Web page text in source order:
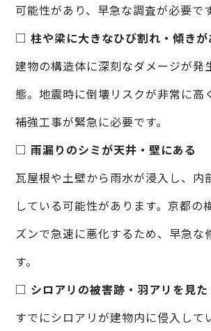
可能性があり、早急な調査が必要です
□ 柱や梁に大きなひび割れ・傾きが
建物の構造体に深刻なダメージが発
態。地震時に倒壊リスクが非常に高
補強工事が緊急に必要です。
□ 雨漏りのシミが天井・壁にある
瓦屋根や土壁から雨水が浸入し、内
している可能性があります。京都の
ズンで急速に悪化するため、早急な
す。
□ シロアリの被害跡・羽アリを見た
すでにシロアリが建物内に侵入して